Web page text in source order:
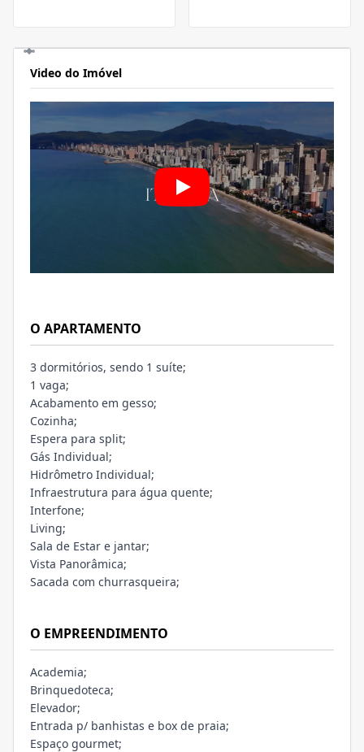
Video do Imóvel
O APARTAMENTO
3 dormitórios, sendo 1 suíte;
1 vaga;
Acabamento em gesso;
Cozinha;
Espera para split;
Gás Individual;
Hidrômetro Individual;
Infraestrutura para água quente;
Interfone;
Living;
Sala de Estar e jantar;
Vista Panorâmica;
Sacada com churrasqueira;
O EMPREENDIMENTO
Academia;
Brinquedoteca;
Elevador;
Entrada p/ banhistas e box de praia;
Espaço gourmet;